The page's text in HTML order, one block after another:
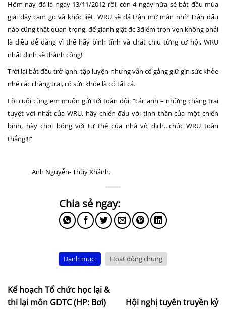
Hôm nay đã là ngày 13/11/2012 rồi, còn 4 ngày nữa sẽ bắt đầu mùa
giải đầy cam go và khốc liệt. WRU sẽ đá trận mở màn nhỉ? Trận đấu
nào cũng thật quan trọng, để giành giật đc 3điểm trọn vẹn không phải
là điều dễ dàng vì thế hãy bình tĩnh và chắt chiu từng cơ hội, WRU
nhất định sẽ thành công!
Trời lại bắt đầu trở lạnh, tập luyện nhưng vẫn cố gắng giữ gìn sức khỏe
nhé các chàng trai, có sức khỏe là có tất cả.
Lời cuối cùng em muốn gửi tới toàn đội: “các anh – những chàng trai
tuyệt vời nhất của WRU, hãy chiến đấu với tinh thần của một chiến
binh, hãy chơi bóng với tư thế của nhà vô địch…chúc WRU toàn
thắng!!!”
Anh Nguyễn- Thùy Khánh.
Danh mục: Hoạt động chung
Kế hoạch Tổ chức học lại &
thi lại môn GDTC (HP: Bơi)
Hội nghị tuyên truyền kỷ